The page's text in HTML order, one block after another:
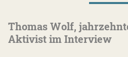
Thomas Wolf,
Aktivist im Interview